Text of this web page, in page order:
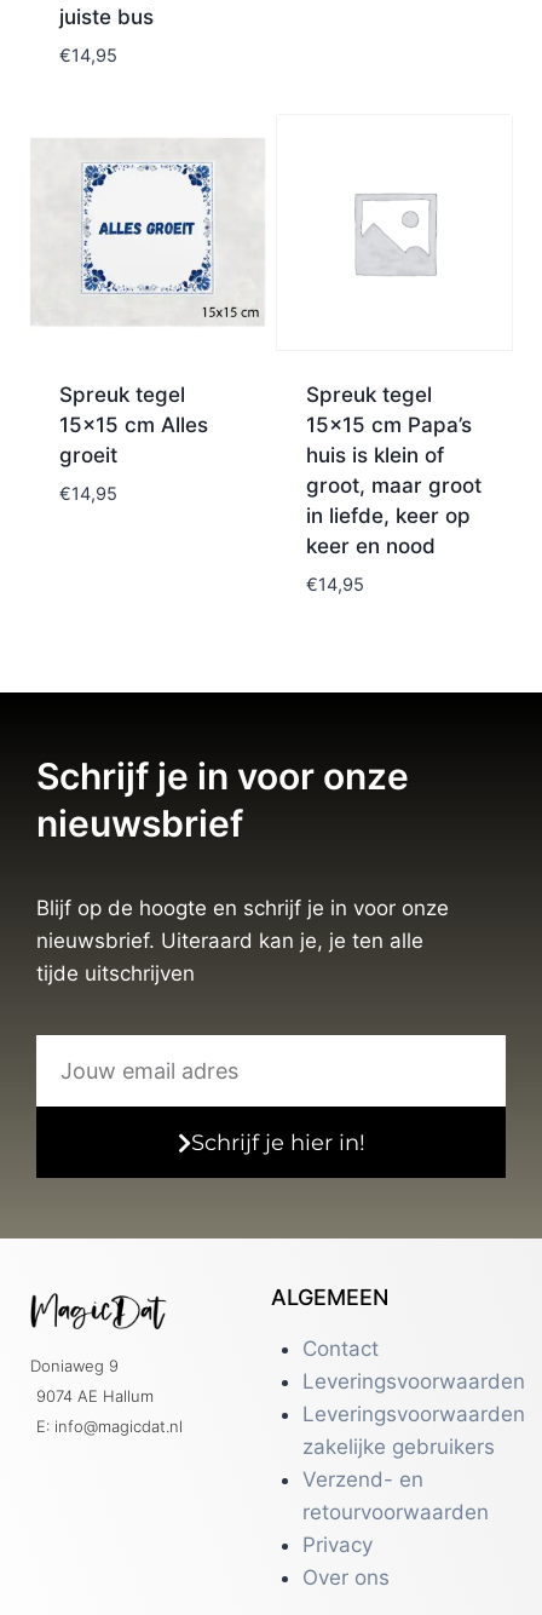
juiste bus
€14,95
Spreuk tegel
15×15 cm Alles
groeit
€14,95
Spreuk tegel
15×15 cm Papa’s
huis is klein of
groot, maar groot
in liefde, keer op
keer en nood
€14,95
Schrijf je in voor onze
nieuwsbrief
Blijf op de hoogte en schrijf je in voor onze
nieuwsbrief. Uiteraard kan je, je ten alle
tijde uitschrijven
Schrijf je hier in!
Doniaweg 9
9074 AE Hallum
E: info@magicdat.nl
ALGEMEEN
Contact
Leveringsvoorwaarden
Leveringsvoorwaarden
zakelijke gebruikers
Verzend- en
retourvoorwaarden
Privacy
Over ons